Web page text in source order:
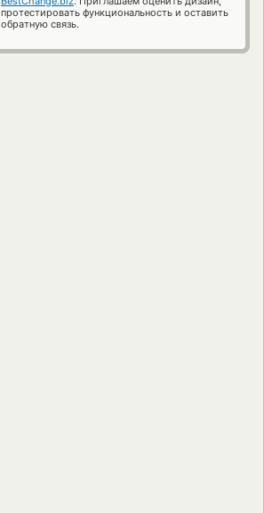
протестировать функциональность и оставить
обратную связь.